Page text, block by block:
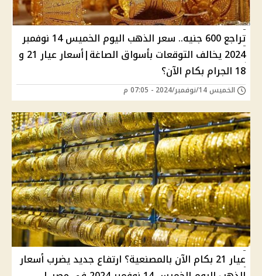
تراجع 600 جنيه.. سعر الذهب اليوم الخميس 14 نوفمبر
2024 يخالف التوقعات بأسواق الصاغة|أسعار عيار 21 و
18 الجرام بكام الآن؟
الخميس 14/نوفمبر/2024 - 07:05 م
عيار 21 بكام الآن بالمصنعية؟ ارتفاع جديد يضرب أسعار